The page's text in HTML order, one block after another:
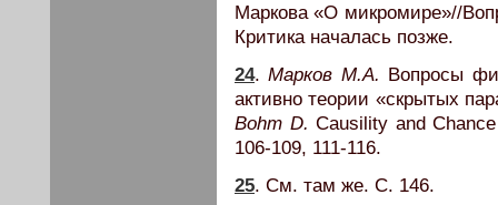
Маркова «О микромире»//
Критика началась позже.
24.Марков М.А. Вопросы
активно теории «скрытых
Bohm D. Causility and
106-109, 111-116.
25. См. там же. С. 146.